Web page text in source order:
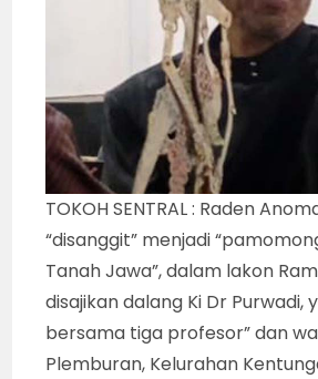
aturan baku,” ujar Ki Dr Purwadi.